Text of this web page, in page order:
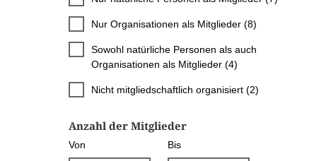
Nur Organisationen als Mitglieder (8)
Sowohl natürliche Personen als auch
Organisationen als Mitglieder (4)
Nicht mitgliedschaftlich organisiert (2)
Anzahl der Mitglieder
Von Bis